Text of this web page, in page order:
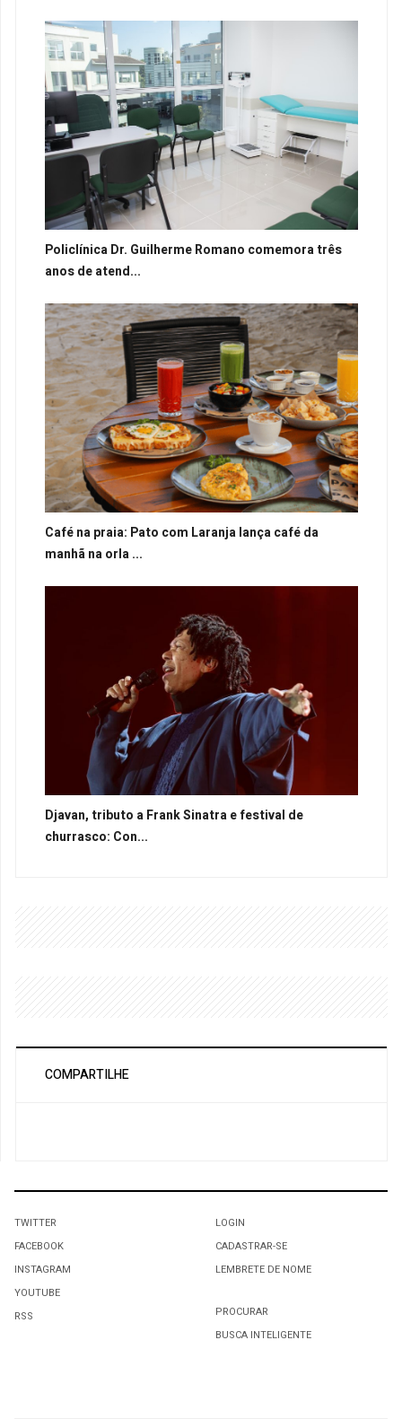
Policlínica Dr. Guilherme Romano comemora três
anos de atend...
Café na praia: Pato com Laranja lança café da
manhã na orla ...
Djavan, tributo a Frank Sinatra e festival de
churrasco: Con...
COMPARTILHE
TWITTER
FACEBOOK
INSTAGRAM
YOUTUBE
RSS
LOGIN
CADASTRAR-SE
LEMBRETE DE NOME
PROCURAR
BUSCA INTELIGENTE